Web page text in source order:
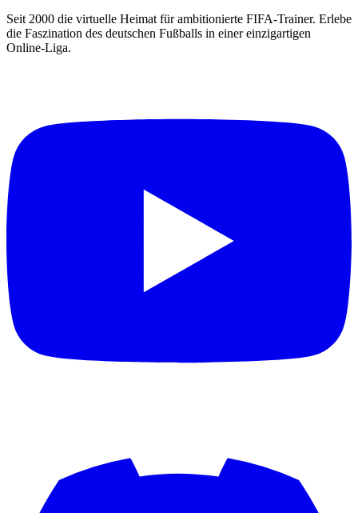
Seit 2000 die virtuelle Heimat für ambitionierte FIFA-Trainer. Erlebe
die Faszination des deutschen Fußballs in einer einzigartigen
Online-Liga.